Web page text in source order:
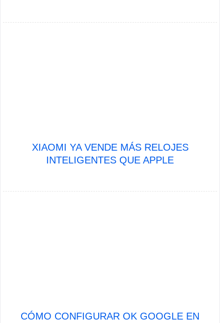
XIAOMI YA VENDE MÁS RELOJES
INTELIGENTES QUE APPLE
CÓMO CONFIGURAR OK GOOGLE EN